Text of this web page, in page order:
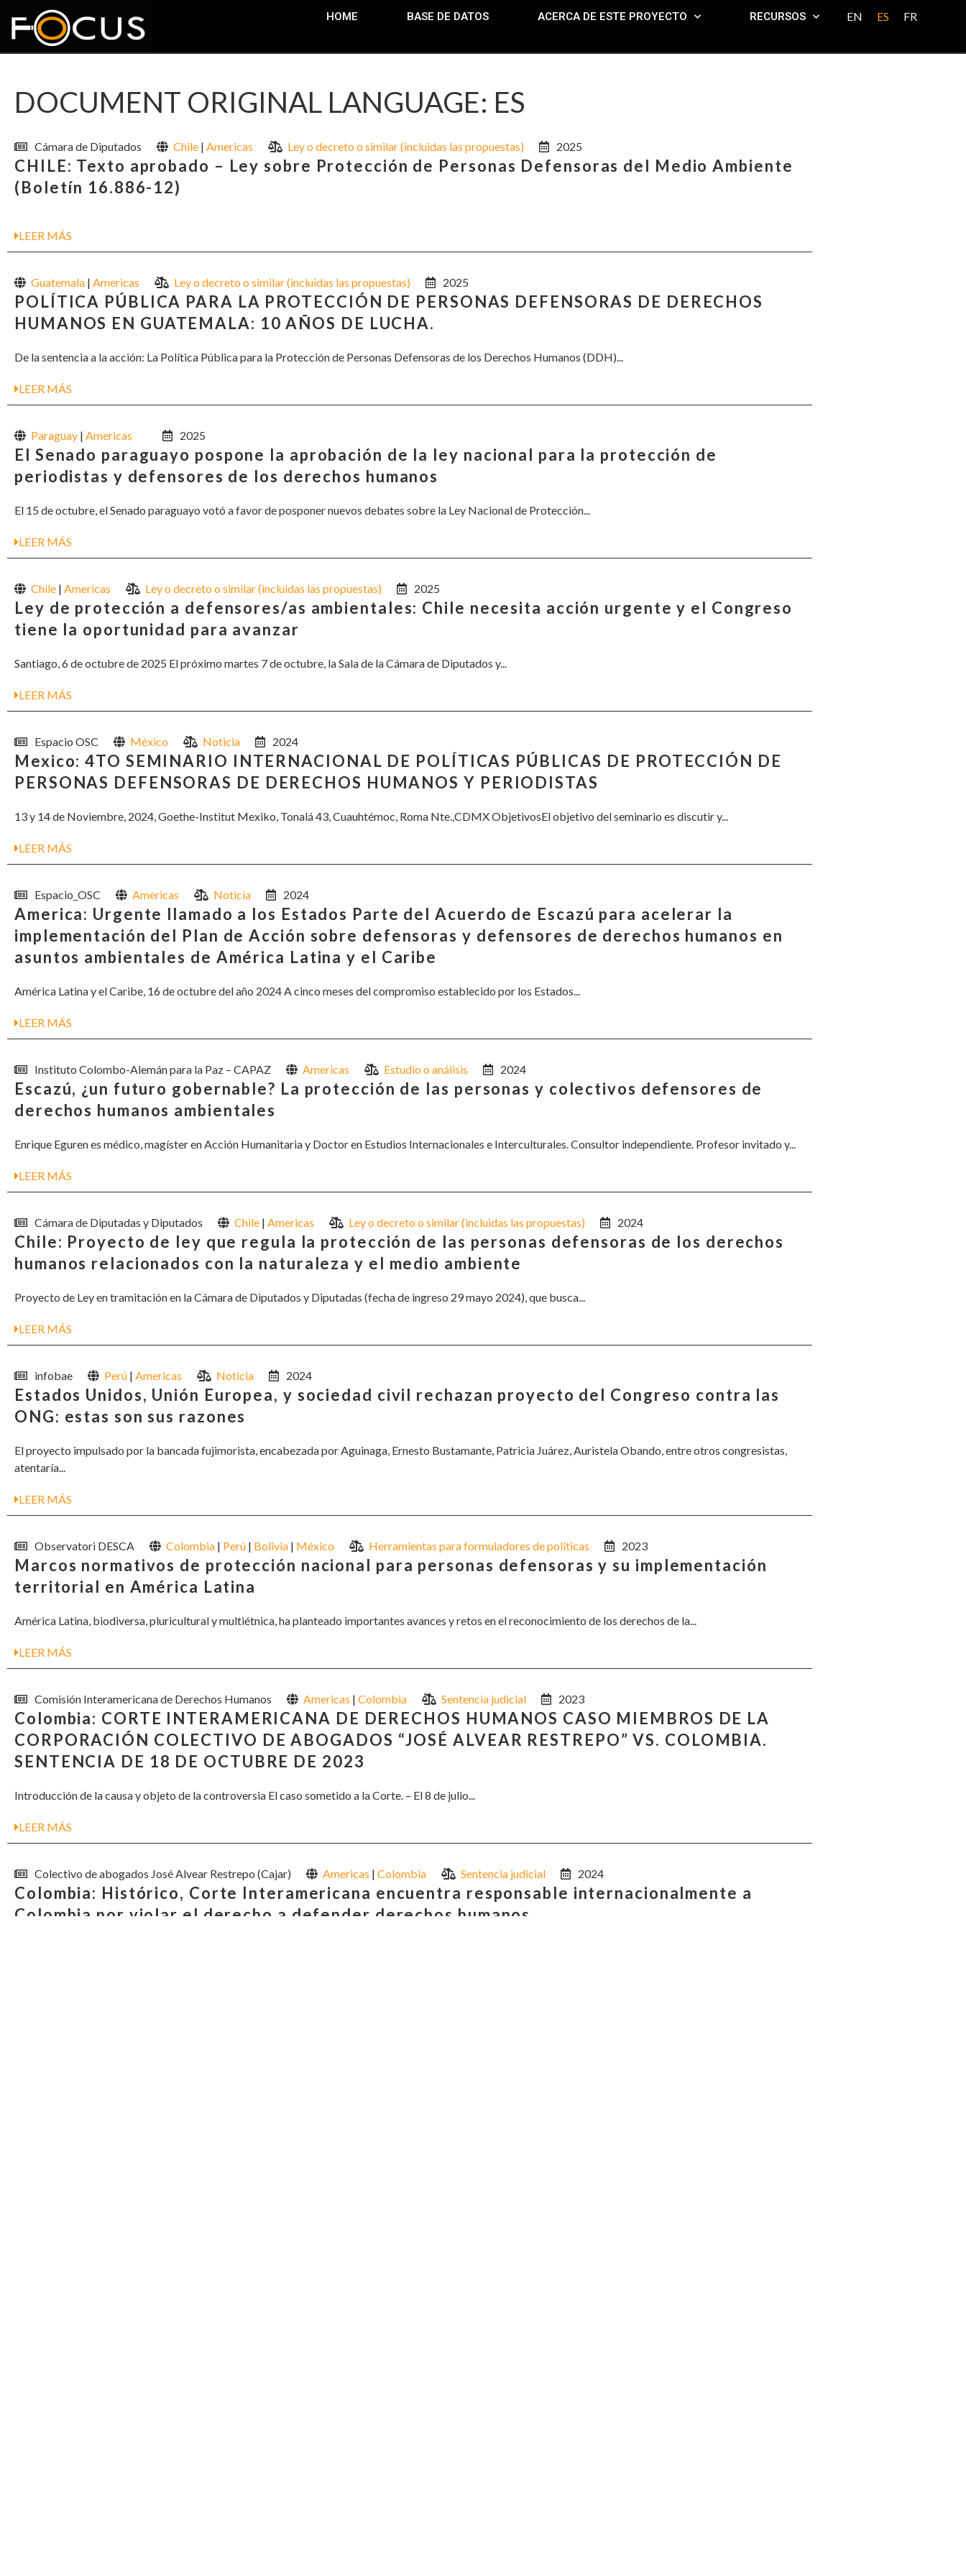
HOME BASE DE DATOS ACERCA DE ESTE PROYECTO RECURSOS EN ES FR
DOCUMENT ORIGINAL LANGUAGE: ES
Cámara de Diputados Chile | Americas Ley o decreto o similar (incluidas las propuestas) 2025
CHILE: Texto aprobado – Ley sobre Protección de Personas Defensoras del Medio Ambiente
(Boletín 16.886-12)
LEER MÁS
Guatemala | Americas Ley o decreto o similar (incluidas las propuestas) 2025
POLÍTICA PÚBLICA PARA LA PROTECCIÓN DE PERSONAS DEFENSORAS DE DERECHOS
HUMANOS EN GUATEMALA: 10 AÑOS DE LUCHA.
De la sentencia a la acción: La Política Pública para la Protección de Personas Defensoras de los Derechos Humanos (DDH)...
LEER MÁS
Paraguay | Americas 2025
El Senado paraguayo pospone la aprobación de la ley nacional para la protección de
periodistas y defensores de los derechos humanos
El 15 de octubre, el Senado paraguayo votó a favor de posponer nuevos debates sobre la Ley Nacional de Protección...
LEER MÁS
Chile | Americas Ley o decreto o similar (incluidas las propuestas) 2025
Ley de protección a defensores/as ambientales: Chile necesita acción urgente y el Congreso
tiene la oportunidad para avanzar
Santiago, 6 de octubre de 2025 El próximo martes 7 de octubre, la Sala de la Cámara de Diputados y...
LEER MÁS
Espacio OSC México Noticia 2024
Mexico: 4TO SEMINARIO INTERNACIONAL DE POLÍTICAS PÚBLICAS DE PROTECCIÓN DE
PERSONAS DEFENSORAS DE DERECHOS HUMANOS Y PERIODISTAS
13 y 14 de Noviembre, 2024, Goethe-Institut Mexiko, Tonalá 43, Cuauhtémoc, Roma Nte.,CDMX ObjetivosEl objetivo del seminario es discutir y...
LEER MÁS
Espacio_OSC Americas Noticia 2024
America: Urgente llamado a los Estados Parte del Acuerdo de Escazú para acelerar la
implementación del Plan de Acción sobre defensoras y defensores de derechos humanos en
asuntos ambientales de América Latina y el Caribe
América Latina y el Caribe, 16 de octubre del año 2024 A cinco meses del compromiso establecido por los Estados...
LEER MÁS
Instituto Colombo-Alemán para la Paz – CAPAZ Americas Estudio o análisis 2024
Escazú, ¿un futuro gobernable? La protección de las personas y colectivos defensores de
derechos humanos ambientales
Enrique Eguren es médico, magíster en Acción Humanitaria y Doctor en Estudios Internacionales e Interculturales. Consultor independiente. Profesor invitado y...
LEER MÁS
Cámara de Diputadas y Diputados Chile | Americas Ley o decreto o similar (incluidas las propuestas) 2024
Chile: Proyecto de ley que regula la protección de las personas defensoras de los derechos
humanos relacionados con la naturaleza y el medio ambiente
Proyecto de Ley en tramitación en la Cámara de Diputados y Diputadas (fecha de ingreso 29 mayo 2024), que busca...
LEER MÁS
infobae Perú | Americas Noticia 2024
Estados Unidos, Unión Europea, y sociedad civil rechazan proyecto del Congreso contra las
ONG: estas son sus razones
El proyecto impulsado por la bancada fujimorista, encabezada por Aguinaga, Ernesto Bustamante, Patricia Juárez, Auristela Obando, entre otros congresistas,
atentaría...
LEER MÁS
Observatori DESCA Colombia | Perú | Bolivia | México Herramientas para formuladores de políticas 2023
Marcos normativos de protección nacional para personas defensoras y su implementación
territorial en América Latina
América Latina, biodiversa, pluricultural y multiétnica, ha planteado importantes avances y retos en el reconocimiento de los derechos de la...
LEER MÁS
Comisión Interamericana de Derechos Humanos Americas | Colombia Sentencia judicial 2023
Colombia: CORTE INTERAMERICANA DE DERECHOS HUMANOS CASO MIEMBROS DE LA
CORPORACIÓN COLECTIVO DE ABOGADOS “JOSÉ ALVEAR RESTREPO” VS. COLOMBIA.
SENTENCIA DE 18 DE OCTUBRE DE 2023
Introducción de la causa y objeto de la controversia El caso sometido a la Corte. – El 8 de julio...
LEER MÁS
Colectivo de abogados José Alvear Restrepo (Cajar) Americas | Colombia Sentencia judicial 2024
Colombia: Histórico, Corte Interamericana encuentra responsable internacionalmente a
Colombia por violar el derecho a defender derechos humanos